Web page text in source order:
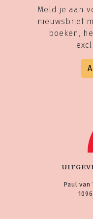
Meld je aan
nieuwsbrief
boeken,
Paul